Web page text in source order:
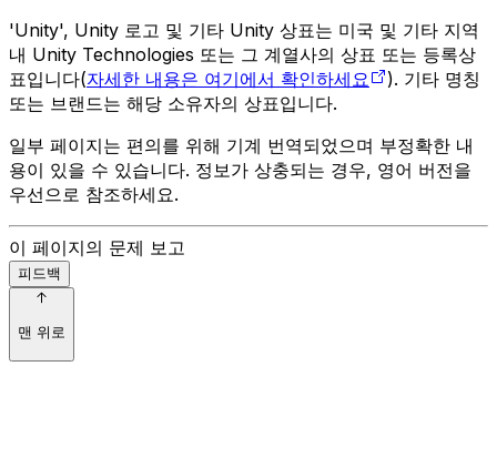
'Unity', Unity 로고 및 기타 Unity 상표는 미국 및 기타 지역
내 Unity Technologies 또는 그 계열사의 상표 또는 등록상
표입니다(자세한 내용은 여기에서 확인하세요
). 기타 명칭
또는 브랜드는 해당 소유자의 상표입니다.
일부 페이지는 편의를 위해 기계 번역되었으며 부정확한 내
용이 있을 수 있습니다. 정보가 상충되는 경우, 영어 버전을
우선으로 참조하세요.
이 페이지의 문제 보고
피드백
맨 위로